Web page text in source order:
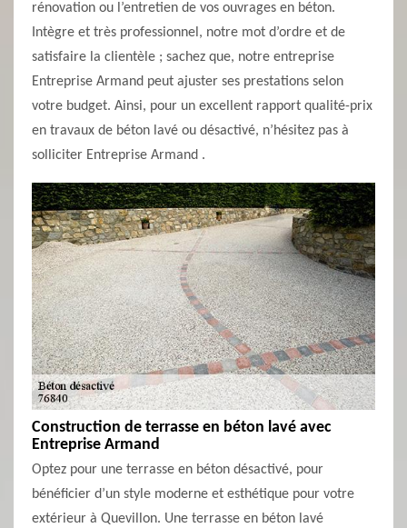
rénovation ou l’entretien de vos ouvrages en béton.
Intègre et très professionnel, notre mot d’ordre et de
satisfaire la clientèle ; sachez que, notre entreprise
Entreprise Armand peut ajuster ses prestations selon
votre budget. Ainsi, pour un excellent rapport qualité-prix
en travaux de béton lavé ou désactivé, n’hésitez pas à
solliciter Entreprise Armand .
Construction de terrasse en béton lavé avec
Entreprise Armand
Optez pour une terrasse en béton désactivé, pour
bénéficier d’un style moderne et esthétique pour votre
extérieur à Quevillon. Une terrasse en béton lavé